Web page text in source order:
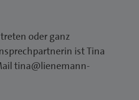
oder ganz
ist Tina
tina@lienemann-